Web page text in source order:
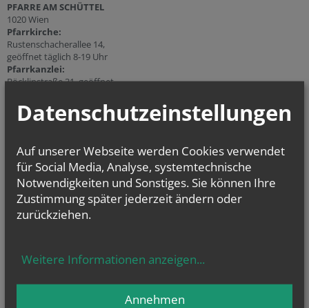
PFARRE AM SCHÜTTEL
1020 Wien
Pfarrkirche:
Rustenschacherallee 14,
geöffnet täglich 8-19 Uhr
Pfarrkanzlei:
Böcklinstraße 31, geöffnet
und nach Vereinbarung
T +43 (1) 728 18 38
katholischekirche.at
Hier geht's zu
Datenschutzeinstellungen
Auf unserer Webseite werden Cookies verwendet
für Social Media, Analyse, systemtechnische
Notwendigkeiten und Sonstiges. Sie können Ihre
Zustimmung später jederzeit ändern oder
zurückziehen.
Weitere Informationen anzeigen...
Annehmen